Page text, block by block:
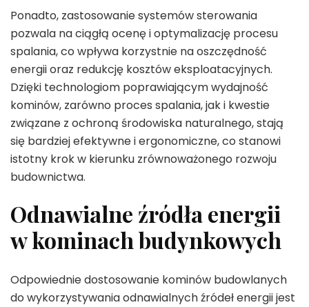
Ponadto, zastosowanie systemów sterowania
pozwala na ciągłą ocenę i optymalizację procesu
spalania, co wpływa korzystnie na oszczędność
energii oraz redukcję kosztów eksploatacyjnych.
Dzięki technologiom poprawiającym wydajność
kominów, zarówno proces spalania, jak i kwestie
związane z ochroną środowiska naturalnego, stają
się bardziej efektywne i ergonomiczne, co stanowi
istotny krok w kierunku zrównoważonego rozwoju
budownictwa.
Odnawialne źródła energii
w kominach budynkowych
Odpowiednie dostosowanie kominów budowlanych
do wykorzystywania odnawialnych źródeł energii jest